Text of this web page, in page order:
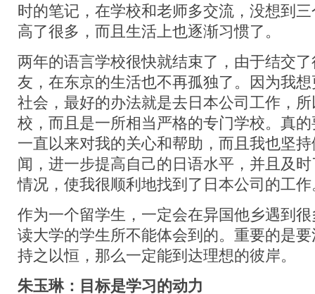
时的笔记，在学校和老师多交流，没想到
高了很多，而且生活上也逐渐习惯了。
两年的语言学校很快就结束了，由于结交
友，在东京的生活也不再孤独了。因为我
社会，最好的办法就是去日本公司工作，
校，而且是一所相当严格的专门学校。真
一直以来对我的关心和帮助，而且我也坚
闻，进一步提高自己的日语水平，并且及
情况，使我很顺利地找到了日本公司的工作
作为一个留学生，一定会在异国他乡遇到
读大学的学生所不能体会到的。重要的是
持之以恒，那么一定能到达理想的彼岸。
朱玉琳：目标是学习的动力